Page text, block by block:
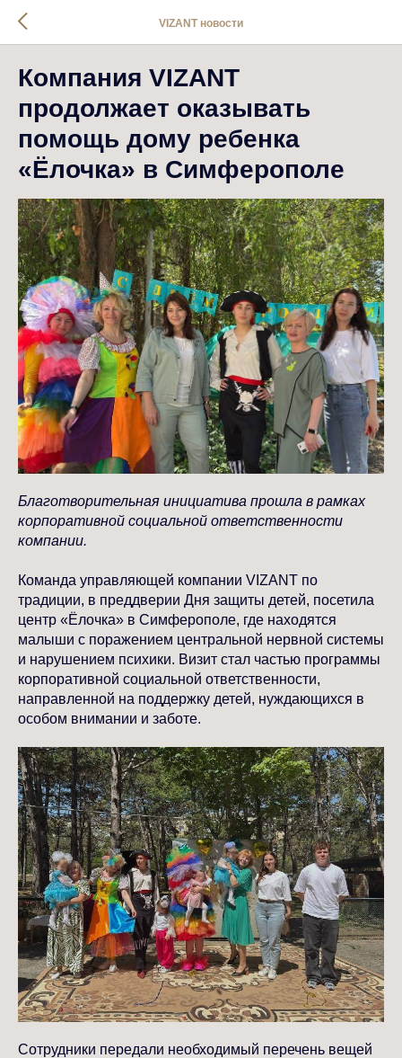
VIZANT новости
Компания VIZANT
продолжает оказывать
помощь дому ребенка
«Ёлочка» в Симферополе
Благотворительная инициатива прошла в рамках
корпоративной социальной ответственности
компании.
Команда управляющей компании VIZANT по
традиции, в преддверии Дня защиты детей, посетила
центр «Ёлочка» в Симферополе, где находятся
малыши с поражением центральной нервной системы
и нарушением психики. Визит стал частью программы
корпоративной социальной ответственности,
направленной на поддержку детей, нуждающихся в
особом внимании и заботе.
Сотрудники передали необходимый перечень вещей